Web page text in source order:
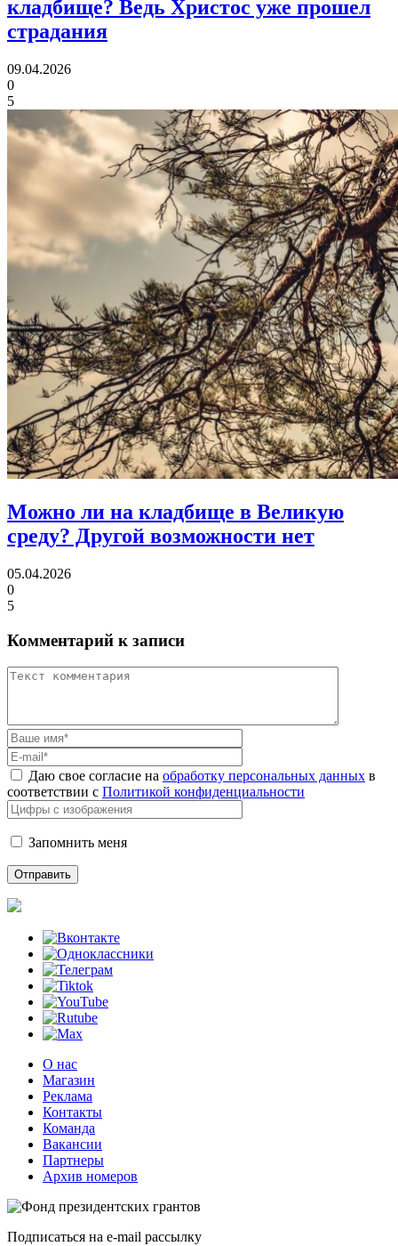
кладбище? Ведь Христос уже прошел
страдания
09.04.2026
0
5
Можно ли на кладбище в Великую
среду? Другой возможности нет
05.04.2026
0
5
Комментарий к записи
Даю свое согласие на обработку персональных данных в
соответствии с Политикой конфиденциальности
Запомнить меня
О нас
Магазин
Реклама
Контакты
Команда
Вакансии
Партнеры
Архив номеров
Подписаться на e-mail рассылку